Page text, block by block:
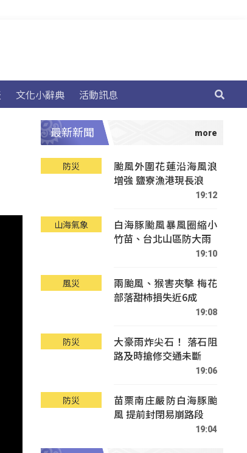
文化小辭典 活動訊息
最新新聞
防災
颱風外圍花蓮沿海風浪
增強 鹽寮漁港現長浪
19:12
山海氣象
白海豚颱風暴風圈縮小
竹苗、台北山區防大雨
19:10
風災
兩颱風、猴害夾擊 梅花
部落甜柿損失近6成
19:08
防災
大豪雨炸尖石！ 落石阻
路及時搶修交通未斷
19:06
防災
苗栗南庄嚴防白海豚颱
風 提前封閉易崩路段
19:04